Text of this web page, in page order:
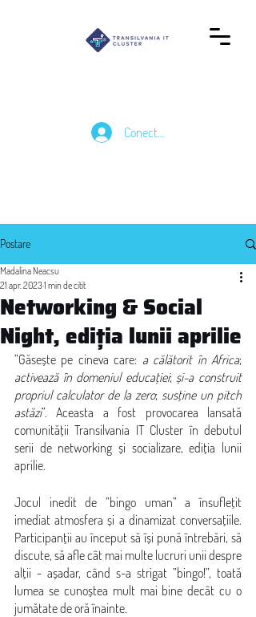
Conectează-te
Postare
Networking & Social
Night, ediția lunii aprilie
Madalina Neacsu
21 apr. 20231 min de citit
”Găsește pe cineva care: a călătorit în Africa
activează în domeniul educației; și-a construit
propriul calculator de la zero; susține un pitch
astăzi”. Aceasta a fost provocarea lansată
comunității Transilvania IT Cluster în debutul
serii de networking și socializare, ediția lunii
aprilie.
Jocul inedit de ”bingo uman” a însuflețit
imediat atmosfera și a dinamizat conversațiile.
Participanții au început să își pună întrebări, să
discute, să afle cât mai multe lucruri unii despre
alții - așadar, când s-a strigat ”bingo!”, toată
lumea se cunoștea mult mai bine decât cu o
jumătate de oră înainte.